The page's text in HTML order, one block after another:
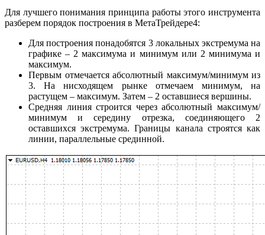
Для лучшего понимания принципа работы этого инструмента
разберем порядок построения в МетаТрейдере4:
Для построения понадобятся 3 локальных экстремума на
графике – 2 максимума и минимум или 2 минимума и
максимум.
Первым отмечается абсолютный максимум/минимум из
3. На нисходящем рынке отмечаем минимум, на
растущем – максимум. Затем – 2 оставшиеся вершины.
Средняя линия строится через абсолютный максимум/
минимум и середину отрезка, соединяющего 2
оставшихся экстремума. Границы канала строятся как
линии, параллельные срединной.